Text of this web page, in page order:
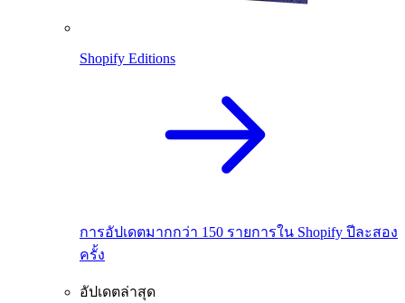
Shopify Editions
การอัปเดตมากกว่า 150 รายการใน Shopify ปีละสอง
ครั้ง
อัปเดตล่าสุด